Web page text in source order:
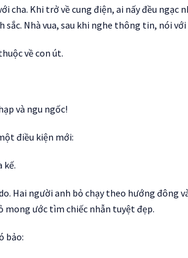
cha. Khi trở về cung điện, ai nấy đều ngạc
Nhà vua, sau khi nghe thông tin, nói
về con út.
và ngu ngốc!
điều kiện mới:
kế.
Hai người anh bỏ chạy theo hướng đông
mong ước tìm chiếc nhẫn tuyệt đẹp.
bảo: